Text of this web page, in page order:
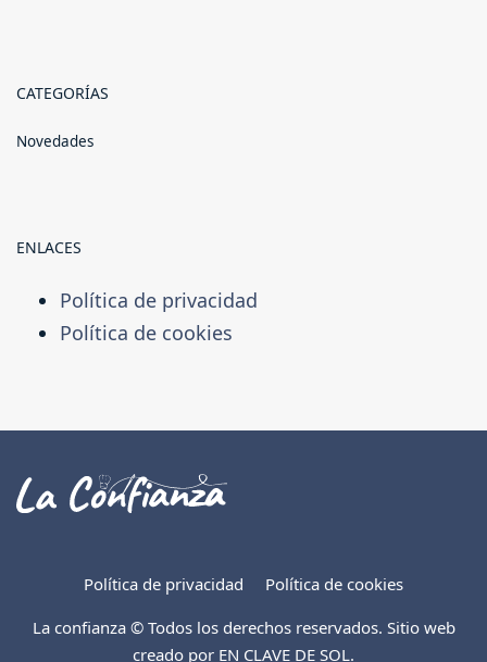
CATEGORÍAS
Novedades
ENLACES
Política de privacidad
Política de cookies
Política de privacidad
Política de cookies
La confianza © Todos los derechos reservados. Sitio web
creado por EN CLAVE DE SOL.